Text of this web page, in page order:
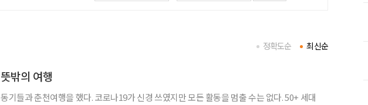
최신순
정확도순
뜻밖의 여행
동기들과 춘천여행을 했다. 코로나19가 신경 쓰였지만 모든 활동을 멈출 수는 없다. 50+ 세대